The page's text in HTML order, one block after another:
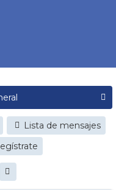
Lista de mensajes